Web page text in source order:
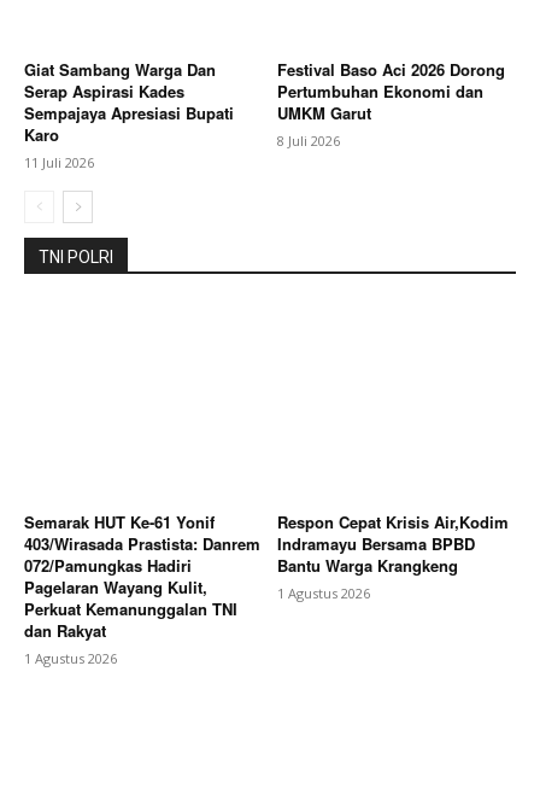
Company
About
Contact us
di Wiradesa Ditindaklanjuti, Polres Pekalongan
Lakukan Pengecekan
Giat Sambang Warga Dan
Serap Aspirasi Kades
Sempajaya Apresiasi Bupati
Karo
11 Juli 2026
Festival Baso Aci 2026 Dorong
Pertumbuhan Ekonomi dan
UMKM Garut
8 Juli 2026
TNI POLRI
Semarak HUT Ke-61 Yonif
403/Wirasada Prastista: Danrem
072/Pamungkas Hadiri
Pagelaran Wayang Kulit,
Perkuat Kemanunggalan TNI
dan Rakyat
1 Agustus 2026
Respon Cepat Krisis Air,Kodim
Indramayu Bersama BPBD
Bantu Warga Krangkeng
1 Agustus 2026